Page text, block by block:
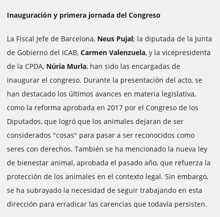
Inauguración y primera jornada del Congreso
La Fiscal Jefe de Barcelona, ​​Neus Pujal; la diputada de la Junta
de Gobierno del ICAB, Carmen Valenzuela, y la vicepresidenta
de la CPDA, Núria Murla, han sido las encargadas de
inaugurar el congreso. Durante la presentación del acto, se
han destacado los últimos avances en materia legislativa,
como la reforma aprobada en 2017 por el Congreso de los
Diputados, que logró que los animales dejaran de ser
considerados "cosas" para pasar a ser reconocidos como
seres con derechos. También se ha mencionado la nueva ley
de bienestar animal, aprobada el pasado año, que refuerza la
protección de los animales en el contexto legal. Sin embargo,
se ha subrayado la necesidad de seguir trabajando en esta
dirección para erradicar las carencias que todavía persisten.